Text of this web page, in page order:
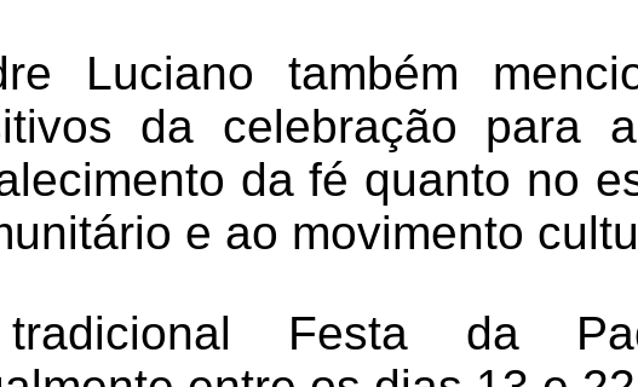
Luciano também
da celebração para
da fé quanto no
e ao movimento
Festa da